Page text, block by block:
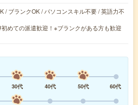
/ ブランクOK / パソコンスキル不要 / 英語力不
めての派遣歓迎！※ブランクがある方も歓迎
30代 40代 50代
60代